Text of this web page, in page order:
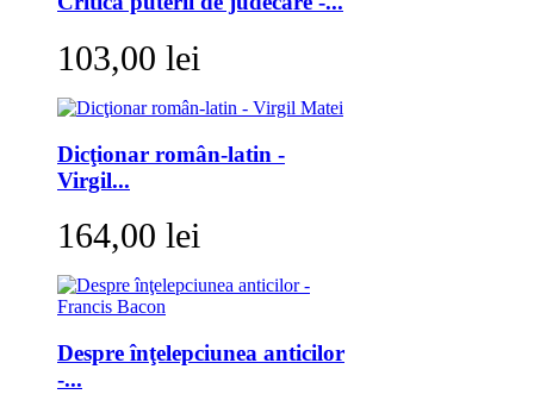
103,00 lei
Dicţionar român-latin -
Virgil...
164,00 lei
Despre înţelepciunea anticilor
-...